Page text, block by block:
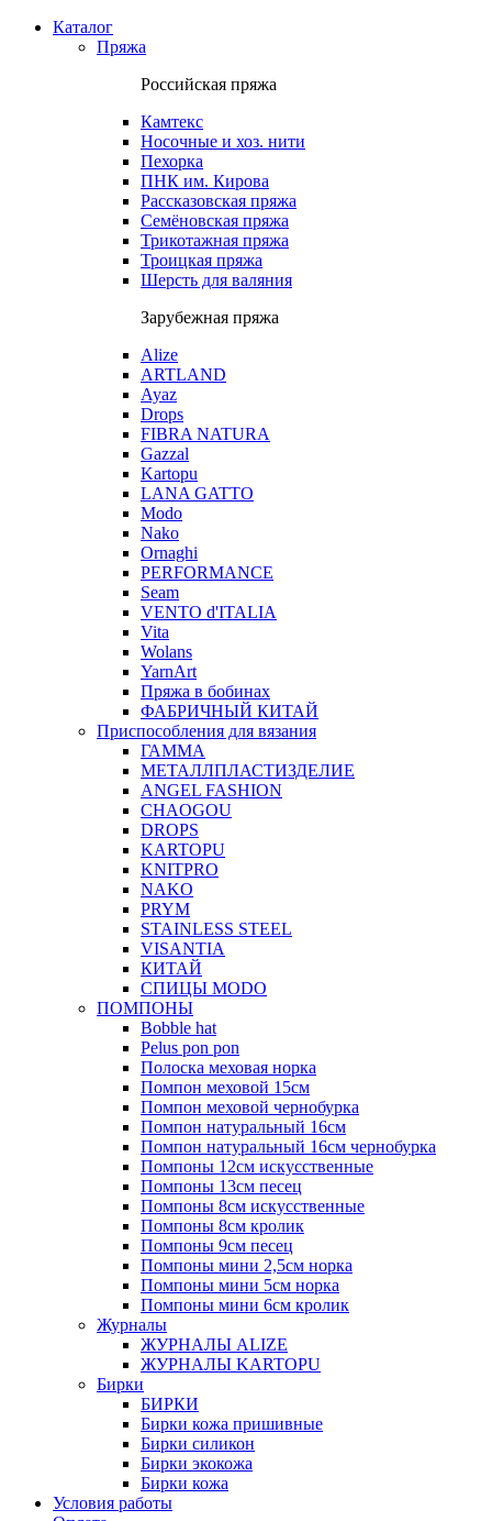
Каталог
Пряжа
Российская пряжа
Камтекс
Носочные и хоз. нити
Пехорка
ПНК им. Кирова
Рассказовская пряжа
Семёновская пряжа
Трикотажная пряжа
Троицкая пряжа
Шерсть для валяния
Зарубежная пряжа
Alize
ARTLAND
Ayaz
Drops
FIBRA NATURA
Gazzal
Kartopu
LANA GATTO
Modo
Nako
Ornaghi
PERFORMANCE
Seam
VENTO d'ITALIA
Vita
Wolans
YarnArt
Пряжа в бобинах
ФАБРИЧНЫЙ КИТАЙ
Приспособления для вязания
ГАММА
МЕТАЛЛПЛАСТИЗДЕЛИЕ
ANGEL FASHION
CHAOGOU
DROPS
KARTOPU
KNITPRO
NAKO
PRYM
STAINLESS STEEL
VISANTIA
КИТАЙ
СПИЦЫ MODO
ПОМПОНЫ
Bobble hat
Pelus pon pon
Полоска меховая норка
Помпон меховой 15см
Помпон меховой чернобурка
Помпон натуральный 16см
Помпон натуральный 16см чернобурка
Помпоны 12см искусственные
Помпоны 13см песец
Помпоны 8см искусственные
Помпоны 8см кролик
Помпоны 9см песец
Помпоны мини 2,5см норка
Помпоны мини 5см норка
Помпоны мини 6см кролик
Журналы
ЖУРНАЛЫ ALIZE
ЖУРНАЛЫ KARTOPU
Бирки
БИРКИ
Бирки кожа пришивные
Бирки силикон
Бирки экокожа
Бирки кожа
Условия работы